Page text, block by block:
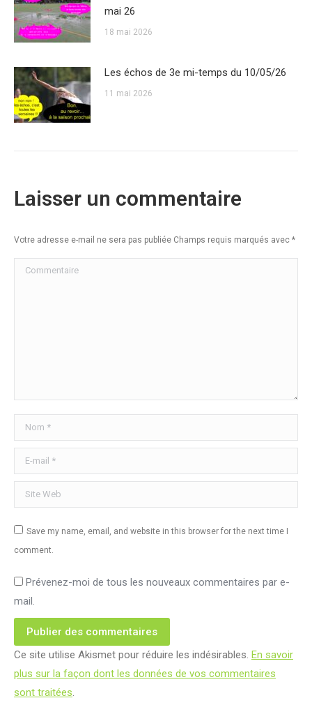
mai 26
18 mai 2026
Les échos de 3e mi-temps du 10/05/26
11 mai 2026
Laisser un commentaire
Votre adresse e-mail ne sera pas publiée Champs requis marqués avec *
Commentaire
Nom *
E-mail *
Site Web
Save my name, email, and website in this browser for the next time I
comment.
Prévenez-moi de tous les nouveaux commentaires par e-
mail.
Publier des commentaires
Ce site utilise Akismet pour réduire les indésirables. En savoir
plus sur la façon dont les données de vos commentaires
sont traitées.